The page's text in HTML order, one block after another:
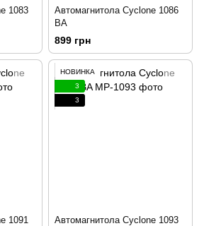
1083
Автомагнитола Cyclone 1086
BA
899 грн
1091
НОВИНКА
3
3
Автомагнитола Cyclone 1093